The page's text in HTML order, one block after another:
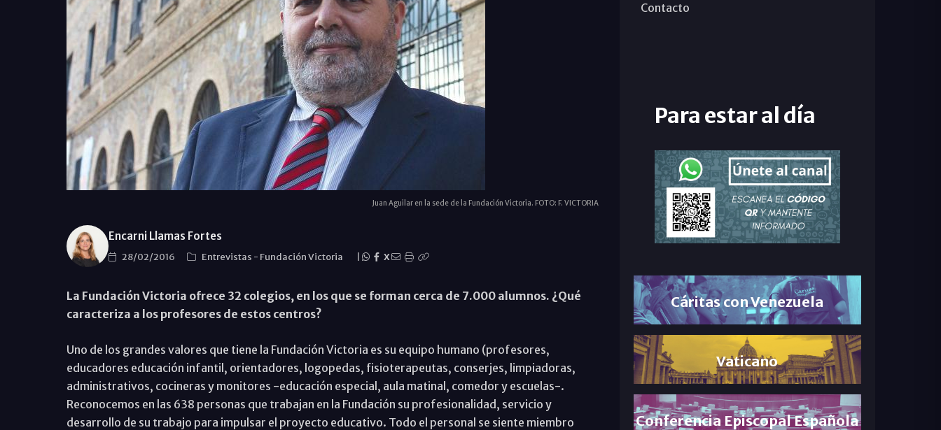
Juan Aguilar en la sede de la Fundación Victoria. FOTO: F. VICTORIA
Encarni Llamas Fortes
28/02/2016 Entrevistas - Fundación Victoria X
La Fundación Victoria ofrece 32 colegios, en los que se forman cerca de 7.000 alumnos. ¿Qué
caracteriza a los profesores de estos centros?
Uno de los grandes valores que tiene la Fundación Victoria es su equipo humano (profesores,
educadores educación infantil, orientadores, logopedas, fisioterapeutas, conserjes, limpiadoras,
administrativos, cocineras y monitores -educación especial, aula matinal, comedor y escuelas-.
Reconocemos en las 638 personas que trabajan en la Fundación su profesionalidad, servicio y
desarrollo de su trabajo para impulsar el proyecto educativo. Todo el personal se siente miembro
Contacto
Para estar al día
Cáritas con Venezuela
Vaticano
Conferencia Episcopal Española